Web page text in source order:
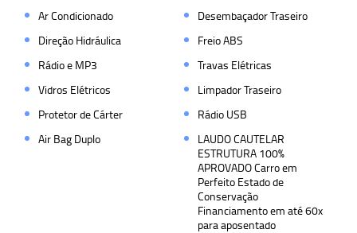
Ar Condicionado
Desembaçador Traseiro
Direção Hidráulica
Freio ABS
Rádio e MP3
Travas Elétricas
Vidros Elétricos
Limpador Traseiro
Protetor de Cárter
Rádio USB
Air Bag Duplo
LAUDO CAUTELAR
ESTRUTURA 100%
APROVADO Carro em
Perfeito Estado de
Conservação
Financiamento em até 60x
para aposentado